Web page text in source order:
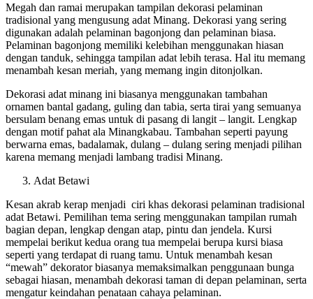
Megah dan ramai merupakan tampilan dekorasi pelaminan
tradisional yang mengusung adat Minang. Dekorasi yang sering
digunakan adalah pelaminan bagonjong dan pelaminan biasa.
Pelaminan bagonjong memiliki kelebihan menggunakan hiasan
dengan tanduk, sehingga tampilan adat lebih terasa. Hal itu memang
menambah kesan meriah, yang memang ingin ditonjolkan.
Dekorasi adat minang ini biasanya menggunakan tambahan
ornamen bantal gadang, guling dan tabia, serta tirai yang semuanya
bersulam benang emas untuk di pasang di langit – langit. Lengkap
dengan motif pahat ala Minangkabau. Tambahan seperti payung
berwarna emas, badalamak, dulang – dulang sering menjadi pilihan
karena memang menjadi lambang tradisi Minang.
Adat Betawi
Kesan akrab kerap menjadi ciri khas dekorasi pelaminan tradisional
adat Betawi. Pemilihan tema sering menggunakan tampilan rumah
bagian depan, lengkap dengan atap, pintu dan jendela. Kursi
mempelai berikut kedua orang tua mempelai berupa kursi biasa
seperti yang terdapat di ruang tamu. Untuk menambah kesan
“mewah” dekorator biasanya memaksimalkan penggunaan bunga
sebagai hiasan, menambah dekorasi taman di depan pelaminan, serta
mengatur keindahan penataan cahaya pelaminan.